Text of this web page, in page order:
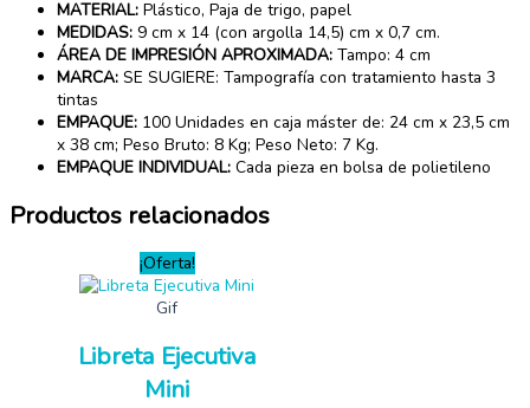
MATERIAL: Plástico, Paja de trigo, papel
MEDIDAS: 9 cm x 14 (con argolla 14,5) cm x 0,7 cm.
ÁREA DE IMPRESIÓN APROXIMADA: Tampo: 4 cm
MARCA: SE SUGIERE: Tampografía con tratamiento hasta 3
tintas
EMPAQUE: 100 Unidades en caja máster de: 24 cm x 23,5 cm
x 38 cm; Peso Bruto: 8 Kg; Peso Neto: 7 Kg.
EMPAQUE INDIVIDUAL: Cada pieza en bolsa de polietileno
Productos relacionados
¡Oferta!
Gif
Libreta Ejecutiva
Mini